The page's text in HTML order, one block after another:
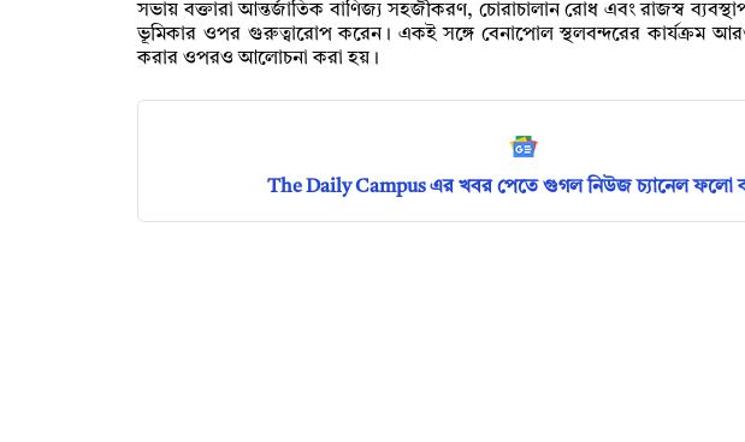
সভায় বক্তারা আন্তর্জাতিক বাণিজ্য সহজীকরণ, চোরাচালান রোধ এবং রাজস্ব
ভূমিকার ওপর গুরুত্বারোপ করেন। একই সঙ্গে বেনাপোল স্থলবন্দরের কার্যক্রম
করার ওপরও আলোচনা করা হয়।
The Daily Campus এর খবর পেতে গুগল নিউজ চ্যানেল ফলো